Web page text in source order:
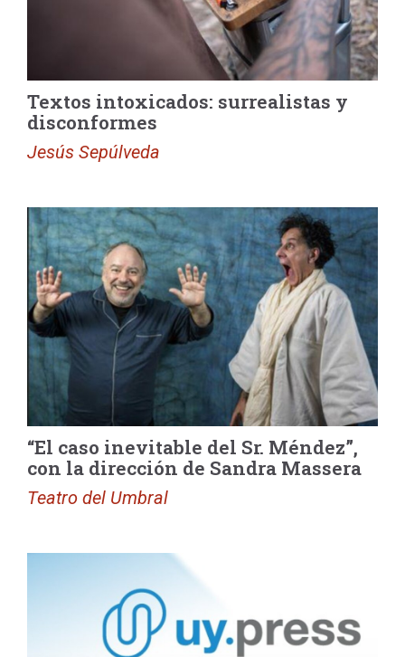
Textos intoxicados: surrealistas y
disconformes
Jesús Sepúlveda
“El caso inevitable del Sr. Méndez”,
con la dirección de Sandra Massera
Teatro del Umbral